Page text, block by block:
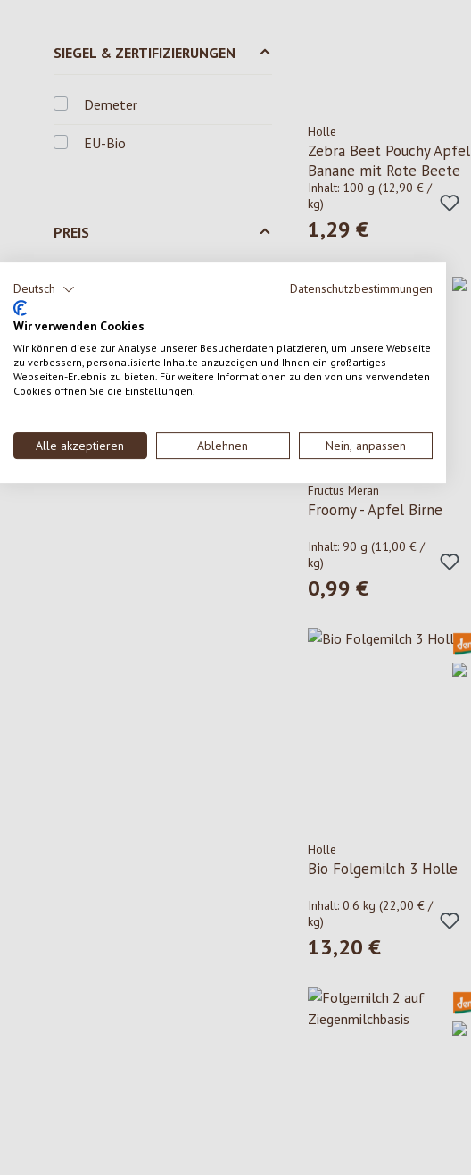
Deutsch Datenschutzbestimmungen
Wir verwenden Cookies
Wir können diese zur Analyse unserer Besucherdaten platzieren, um unsere Webseite
zu verbessern, personalisierte Inhalte anzuzeigen und Ihnen ein großartiges
Webseiten-Erlebnis zu bieten. Für weitere Informationen zu den von uns verwendeten
Cookies öffnen Sie die Einstellungen.
Alle akzeptieren Ablehnen Nein, anpassen
SIEGEL & ZERTIFIZIERUNGEN
Demeter
EU-Bio
PREIS
Holle
Zebra Beet Pouchy Apfel
Banane mit Rote Beete
Inhalt: 100 g (12,90 € /
kg)
Regulärer Preis:
1,29 €
Fructus Meran
Froomy - Apfel Birne
Inhalt: 90 g (11,00 € /
kg)
Regulärer Preis:
0,99 €
Holle
Bio Folgemilch 3 Holle
Inhalt: 0.6 kg (22,00 € /
kg)
Regulärer Preis:
13,20 €